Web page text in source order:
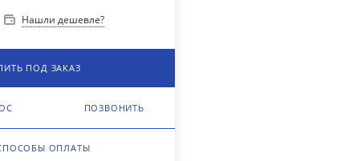
Нашли дешевле?
ПОД ЗАКАЗ
ПОЗВОНИТЬ
ОПЛАТЫ